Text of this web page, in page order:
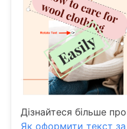
Дізнайтеся більше
Як оформити текст